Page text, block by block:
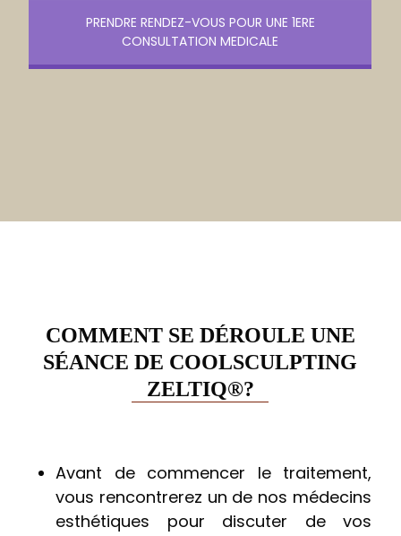
PRENDRE RENDEZ-VOUS POUR UNE 1ERE
CONSULTATION MEDICALE
COMMENT SE DÉROULE UNE
SÉANCE DE COOLSCULPTING
ZELTIQ®?
Avant de commencer le traitement,
vous rencontrerez un de nos médecins
esthétiques pour discuter de vos